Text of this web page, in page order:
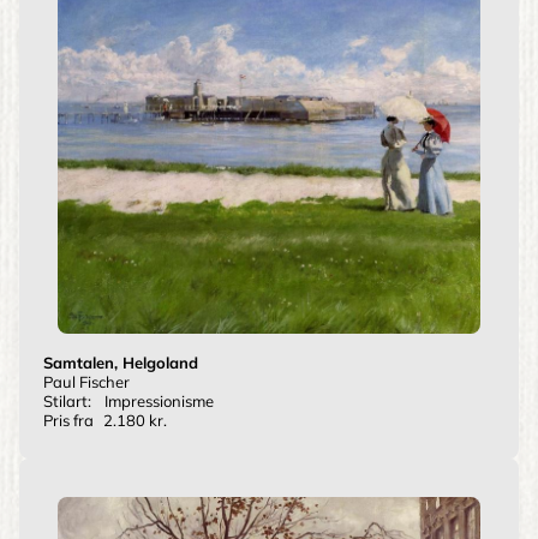
Samtalen, Helgoland
Paul Fischer
Stilart:
Impressionisme
Pris fra
2.180 kr.